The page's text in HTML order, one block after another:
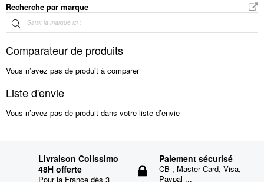
Recherche par marque
Comparateur de produits
Vous n’avez pas de produit à comparer
Liste d'envie
Vous n’avez pas de produit dans votre liste d’envie
Livraison Colissimo
48H offerte
Pour la France dès 3
Paiement sécurisé
CB , Master Card, Visa,
Paypal ...